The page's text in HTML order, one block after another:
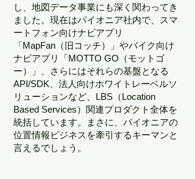
し、地図データ事業にも深く関わってき
ました。現在はパイオニア社内で、スマ
ートフォン向けナビアプリ
「MapFan（旧コッチ）」やバイク向け
ナビアプリ「MOTTO GO（モットゴ
ー）」、さらにはそれらの基盤となる
API/SDK、法人向けホワイトレーベルソ
リューションなど、LBS（Location
Based Services）関連プロダクト全体を
統括しています。まさに、パイオニアの
位置情報ビジネスを牽引するキーマンと
言えるでしょう。